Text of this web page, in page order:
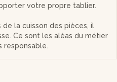
votre propre tablier.
la cuisson des pièces, il
Ce sont les aléas du métier
responsable.